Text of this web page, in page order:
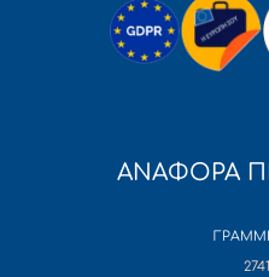
ΑΝΑΦΟΡΑ